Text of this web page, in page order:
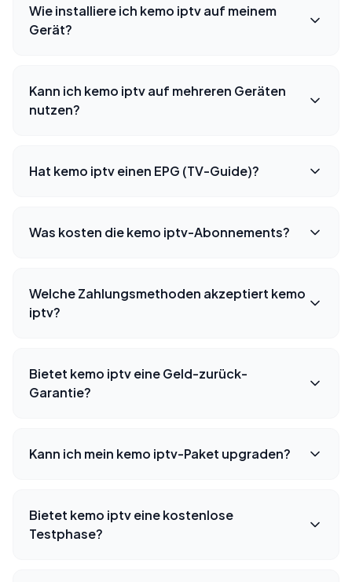
Wie installiere ich kemo iptv auf meinem
Gerät?
Kann ich kemo iptv auf mehreren Geräten
nutzen?
Hat kemo iptv einen EPG (TV-Guide)?
Was kosten die kemo iptv-Abonnements?
Welche Zahlungsmethoden akzeptiert kemo
iptv?
Bietet kemo iptv eine Geld-zurück-
Garantie?
Kann ich mein kemo iptv-Paket upgraden?
Bietet kemo iptv eine kostenlose
Testphase?